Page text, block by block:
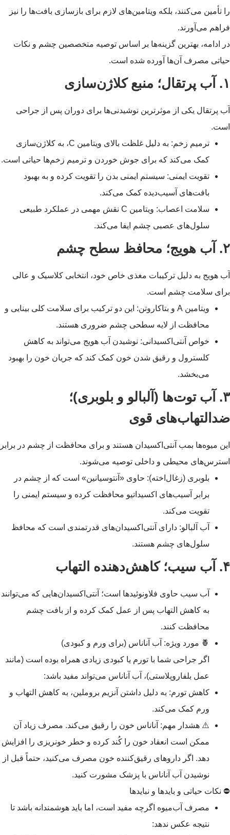
را تأمین می‌کنند، بلکه ویتامین‌های لازم برای بازسازی بافت‌ها را نیز
فراهم می‌آورند.
در ادامه، بهترین گزینه‌ها بر اساس توصیه متخصصین چشم و نکات
حیاتی مصرف آن‌ها آورده شده است.
۱. آب پرتقال؛ منبع کلاژن‌سازی
آب پرتقال یکی از موثرترین نوشیدنی‌ها برای دوران پس از جراحی
است.
ترمیم زخم: به دلیل غلظت بالای ویتامین C، به کلاژن‌سازی
کمک می‌کند که برای جوش خوردن و ترمیم زخم‌ها حیاتی است.
تقویت ایمنی: سیستم ایمنی بدن را تقویت کرده و به بهبود
بافت‌های آسیب‌دیده کمک می‌کند.
سلامت اعصاب: ویتامین C نقش مهمی در عملکرد طبیعی
سلول‌های عصبی چشم ایفا می‌کند.
۲. آب هویج؛ محافظ سطح چشم
آب هویج به دلیل ترکیبات مغذی خاص خود، انتخابی کلاسیک و عالی
برای سلامت چشم است.
ویتامین A و بتاکاروتن: این دو ترکیب برای سلامت کلی بینایی و
محافظت از لایه سطحی چشم ضروری هستند.
خواص آنتی‌اکسیدانی: نوشیدن آب هویج می‌تواند به کاهش
کلسترول و رقیق شدن خون کمک کند که جریان خون را بهبود
می‌بخشد.
۳. آب توت‌ها (آلبالو و بلوبری)؛
ضدالتهاب‌های قوی
این میوه‌ها بمب آنتی‌اکسیدان هستند و برای محافظت از چشم در برابر
استرس‌های محیطی و داخلی توصیه می‌شوند.
بلوبری (زغال‌اخته): حاوی «آنتوسیانین» است که از چشم در
برابر آسیب‌های اکسیداتیو محافظت کرده و سیستم ایمنی را
تقویت می‌کند.
آب آلبالو: دارای آنتی‌اکسیدان‌های قدرتمندی است که محافظ
سلول‌های چشم هستند.
۴. آب سیب؛ کاهش‌دهنده التهاب
آب سیب حاوی فلاونوئیدها است؛ آنتی‌اکسیدان‌هایی که می‌توانند
به کاهش التهاب پس از عمل کمک کرده و از بافت چشم
محافظت کنند.
🍍 مورد ویژه: آب آناناس (برای ورم و کبودی)
اگر جراحی شما با تورم یا کبودی زیادی همراه بوده است (مانند
عمل بلفاروپلاستی)، آب آناناس می‌تواند مفید باشد:
کاهش تورم: به دلیل داشتن آنزیم بروملین، به کاهش التهاب و
ورم کمک می‌کند.
⚠️ هشدار مهم: آناناس خون را رقیق می‌کند. مصرف زیاد آن
ممکن است انعقاد خون را کُند کرده و خطر خونریزی را افزایش
دهد. اگر داروهای رقیق‌کننده خون مصرف می‌کنید، حتماً قبل از
نوشیدن آب آناناس با پزشک مشورت کنید.
⛔ نکات حیاتی و بایدها و نبایدها
مصرف آب‌میوه اگرچه مفید است، اما باید هوشمندانه باشد تا
نتیجه عکس ندهد: